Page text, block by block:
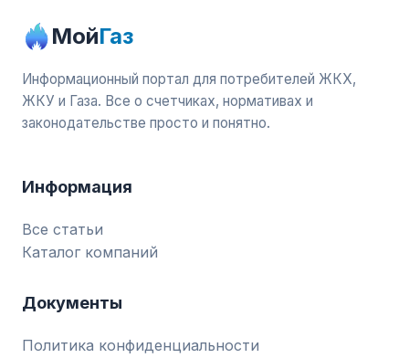
МойГаз
Информационный портал для потребителей ЖКХ,
ЖКУ и Газа. Все о счетчиках, нормативах и
законодательстве просто и понятно.
Информация
Все статьи
Каталог компаний
Документы
Политика конфиденциальности